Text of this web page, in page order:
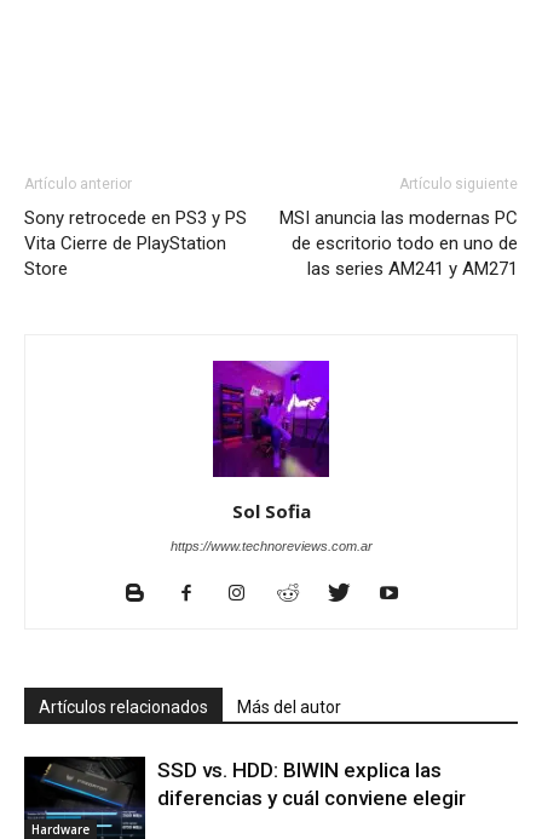
Artículo anterior
Sony retrocede en PS3 y PS
Vita Cierre de PlayStation
Store
Artículo siguiente
MSI anuncia las modernas PC
de escritorio todo en uno de
las series AM241 y AM271
Sol Sofia
https://www.technoreviews.com.ar
Artículos relacionados Más del autor
Hardware
SSD vs. HDD: BIWIN explica las
diferencias y cuál conviene elegir